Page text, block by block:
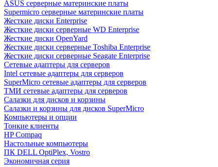
ASUS серверные материнские платы
Supermicro серверные материнские платы
Жесткие диски Enterprise
Жесткие диски серверные WD Enterprise
Жесткие диски OpenYard
Жесткие диски серверные Toshiba Enterprise
Жесткие диски серверные Seagate Enterprise
Сетевые адаптеры для серверов
Intel сетевые адаптеры для серверов
SuperMicro сетевые адаптеры для серверов
ТМИ сетевые адаптеры для серверов
Салазки для дисков и корзины
Салазки и корзины для дисков SuperMicro
Компьютеры и опции
Тонкие клиенты
HP Compaq
Настольные компьютеры
ПК DELL OptiPlex, Vostro
Экономичная серия